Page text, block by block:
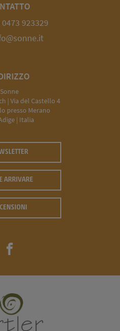
0473 923329
Sonne
| Via del Castello 4
presso Merano
| Italia
ARRIVARE